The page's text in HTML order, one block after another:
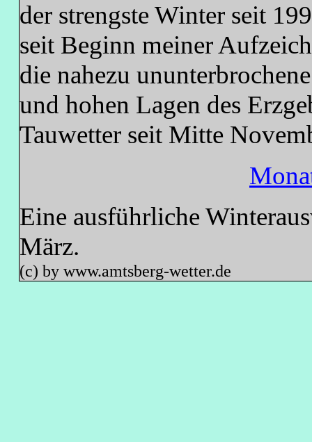
der strengste Winter seit
seit Beginn meiner
die nahezu
und hohen Lagen des
Tauwetter seit Mitte
Eine ausführliche
März.
(c) by www.amtsberg-wetter.de